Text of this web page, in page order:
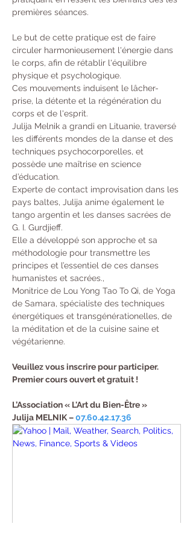
premières séances.
Le but de cette pratique est de faire
circuler harmonieusement l'énergie dans
le corps, afin de rétablir l'équilibre
physique et psychologique.
Ces mouvements induisent le lâcher-
prise, la détente et la régénération du
corps et de l'esprit.
Julija Melnik a grandi en Lituanie, traversé
les différents mondes de la danse et des
techniques psychocorporelles, et
possède une maîtrise en science
d’éducation.
Experte de contact improvisation dans les
pays baltes, Julija anime également le
tango argentin et les danses sacrées de
G. I. Gurdjieff.
Elle a développé son approche et sa
méthodologie pour transmettre les
principes et l’essentiel de ces danses
humanistes et sacrées.,
Monitrice de Lou Yong Tao To Qi, de Yoga
de Samara, spécialiste des techniques
énergétiques et transgénérationelles, de
la méditation et de la cuisine saine et
végétarienne.
Veuillez vous inscrire pour participer.
Premier cours ouvert et gratuit !
L’Association « L'Art du Bien-Être »
Julija MELNIK – 07.60.42.17.36